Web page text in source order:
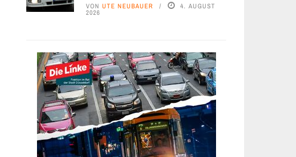
VON UTE NEUBAUER 4. AUGUST
2026